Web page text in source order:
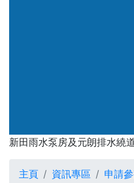
新田雨水泵房及元朗排水繞
新田雨水泵
主頁 資訊專區 申請